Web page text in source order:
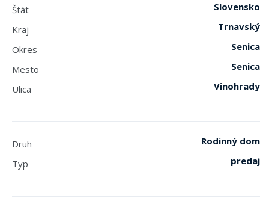
Štát
Slovensko
Kraj
Trnavský
Okres
Senica
Mesto
Senica
Ulica
Vinohrady
Druh
Rodinný dom
Typ
predaj